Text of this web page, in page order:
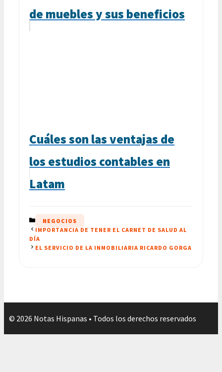
de muebles y sus beneficios
Cuáles son las ventajas de
los estudios contables en
Latam
CATEGORÍAS
NEGOCIOS
IMPORTANCIA DE TENER EL CARNET DE SALUD AL
DÍA
EL SERVICIO DE LA INMOBILIARIA RICARDO GORGA
© 2026 Notas Hispanas • Todos los derechos reservados